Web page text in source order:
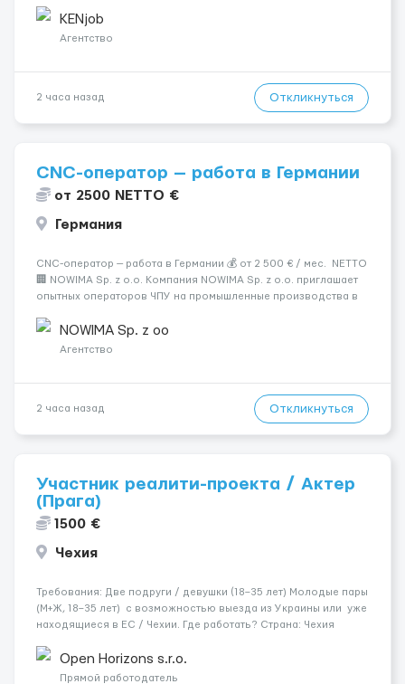
одного до трех месяцев. Мед. страховка. Высокая зарплат...
KENjob
Агентство
2 часа назад Откликнуться
CNC-оператор — работа в Германии
от 2500 NETTO €
Германия
CNC-оператор — работа в Германии 💰 от 2 500 € / мес. NETTO
🏢 NOWIMA Sp. z o.o. Компания NOWIMA Sp. z o.o. приглашает
опытных операторов ЧПУ на промышленные производства в
Проживание, оформление и билеты — за счёт компани...
NOWIMA Sp. z oo
Агентство
2 часа назад Откликнуться
Участник реалити-проекта / Актер
(Прага)
1500 €
Чехия
Требования: Две подруги / девушки (18–35 лет) Молодые пары
(М+Ж, 18–35 лет) с возможностью выезда из Украины или уже
находящиеся в ЕС / Чехии. Где работать? Страна: Чехия ​
Open Horizons s.r.o.
Прямой работодатель